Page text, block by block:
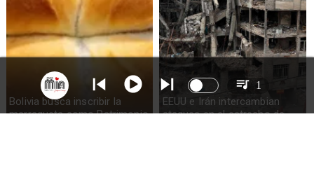
Bolivia busca inscribir la
marraqueta como Patrimonio
EEUU e Irán intercambian
ataques en el estrecho de
1